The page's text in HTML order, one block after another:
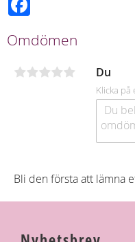
b
o
k
Omdömen
Du
Klicka
Bli den första att lämna